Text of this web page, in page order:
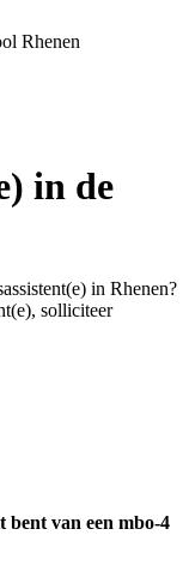
Rhenen
in de
in Rhenen?
solliciteer
bent van een mbo-4